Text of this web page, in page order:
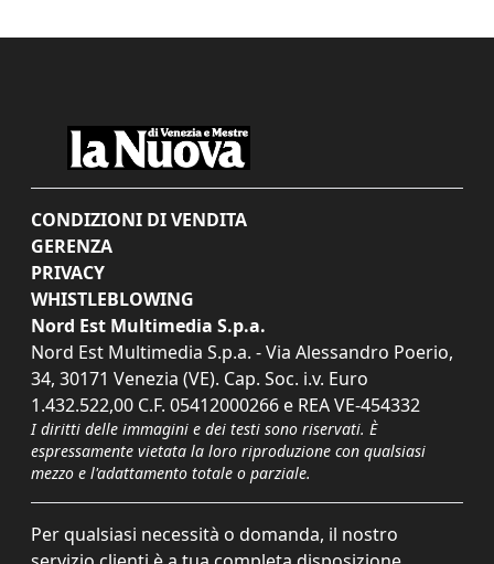
CONDIZIONI DI VENDITA
GERENZA
PRIVACY
WHISTLEBLOWING
Nord Est Multimedia S.p.a.
Nord Est Multimedia S.p.a. - Via Alessandro Poerio,
34, 30171 Venezia (VE). Cap. Soc. i.v. Euro
1.432.522,00 C.F. 05412000266 e REA VE-454332
I diritti delle immagini e dei testi sono riservati. È
espressamente vietata la loro riproduzione con qualsiasi
mezzo e l'adattamento totale o parziale.
Per qualsiasi necessità o domanda, il nostro